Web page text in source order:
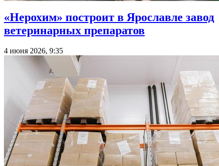
«Нерохим» построит в Ярославле завод
ветеринарных препаратов
4 июня 2026, 9:35